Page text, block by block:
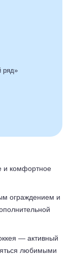
ряд»
и комфортное
ограждением и
— активный
любимыми